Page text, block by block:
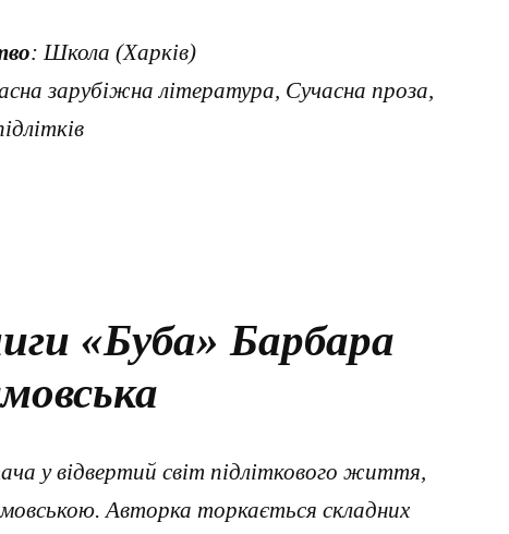
: Школа (Харків)
зарубіжна література, Сучасна проза,
«Буба» Барбара
у відвертий світ підліткового життя,
Авторка торкається складних